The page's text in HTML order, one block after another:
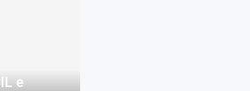
e